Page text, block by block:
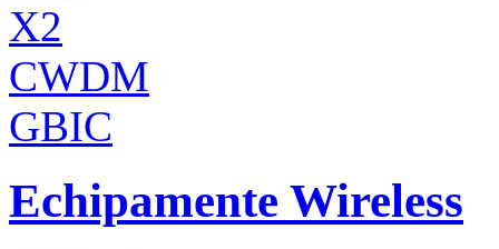
X2
CWDM
GBIC
Echipamente Wireless